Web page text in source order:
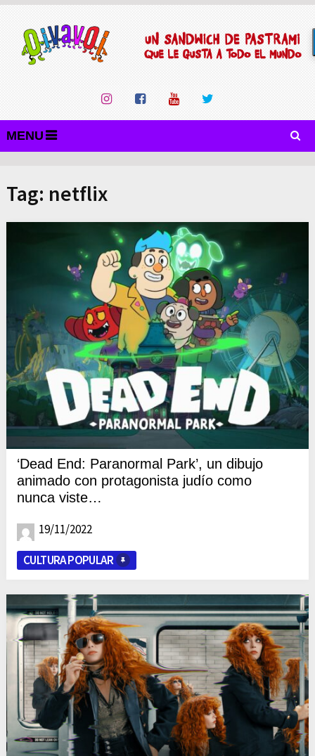
MENU
Tag: netflix
‘Dead End: Paranormal Park’, un dibujo
animado con protagonista judío como
nunca viste…
19/11/2022
CULTURA POPULAR